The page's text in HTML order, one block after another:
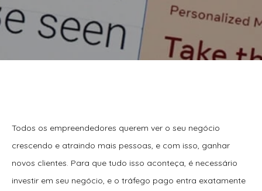
Todos os empreendedores querem ver o seu negócio
crescendo e atraindo mais pessoas, e com isso, ganhar
novos clientes. Para que tudo isso aconteça, é necessário
investir em seu negócio, e o tráfego pago entra exatamente